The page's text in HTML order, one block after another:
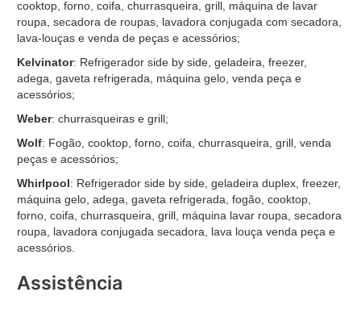
cooktop, forno, coifa, churrasqueira, grill, máquina de lavar
roupa, secadora de roupas, lavadora conjugada com secadora,
lava-louças e venda de peças e acessórios;
Kelvinator: Refrigerador side by side, geladeira, freezer,
adega, gaveta refrigerada, máquina gelo, venda peça e
acessórios;
Weber: churrasqueiras e grill;
Wolf: Fogão, cooktop, forno, coifa, churrasqueira, grill, venda
peças e acessórios;
Whirlpool: Refrigerador side by side, geladeira duplex, freezer,
máquina gelo, adega, gaveta refrigerada, fogão, cooktop,
forno, coifa, churrasqueira, grill, máquina lavar roupa, secadora
roupa, lavadora conjugada secadora, lava louça venda peça e
acessórios.
Assistência